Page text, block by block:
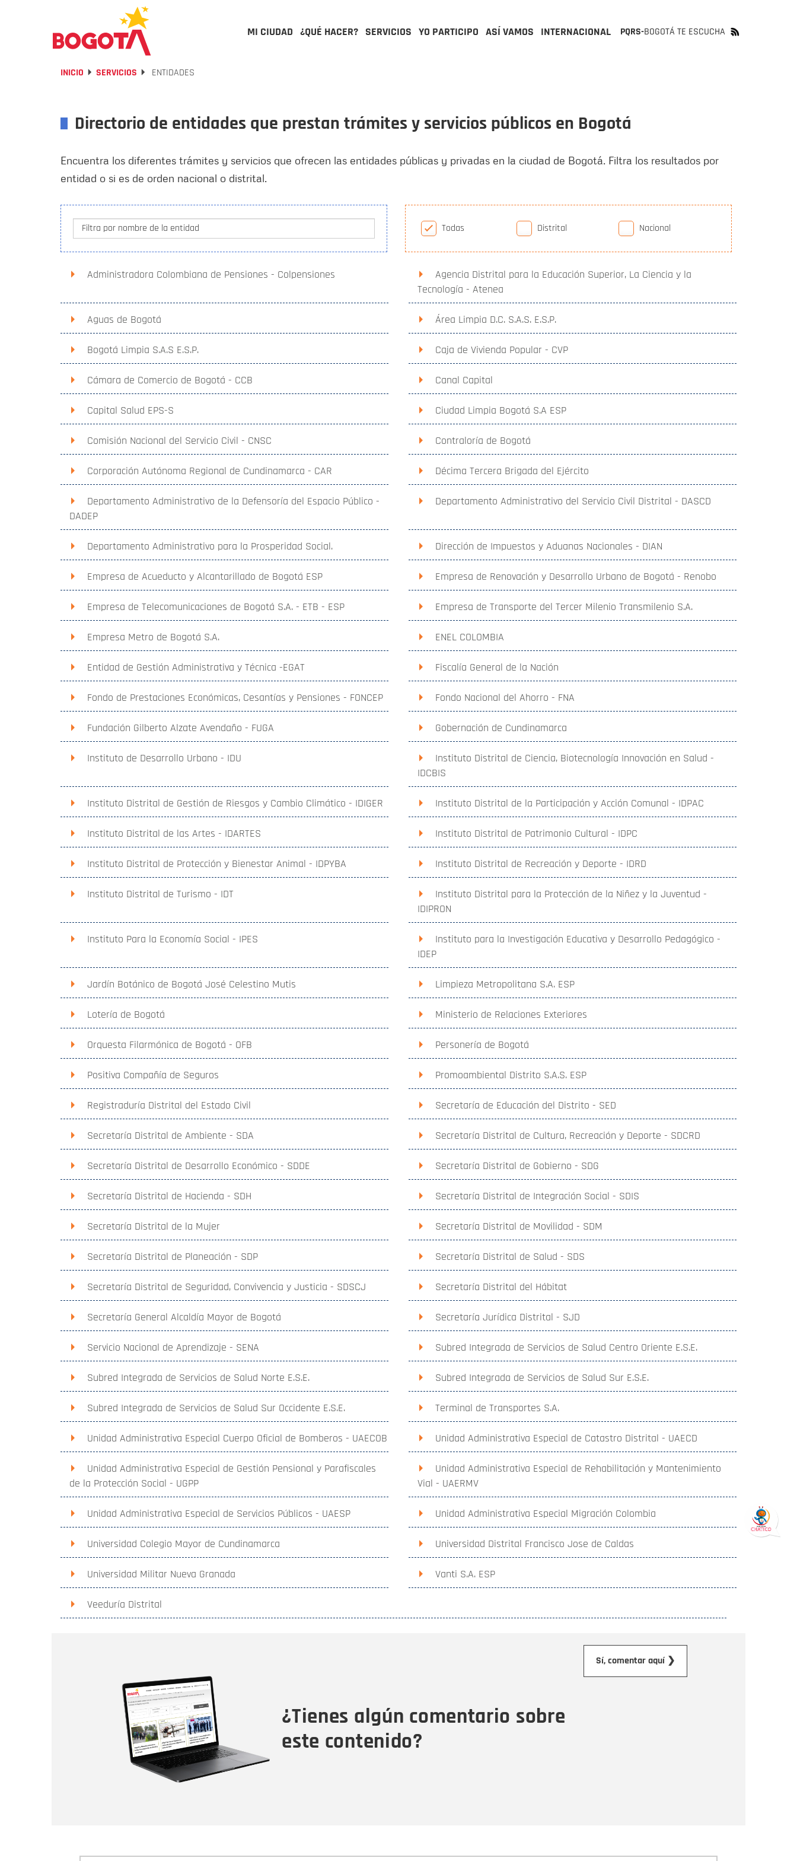
MI CIUDAD ¿QUÉ HACER? SERVICIOS YO PARTICIPO ASÍ VAMOS INTERNACIONAL PQRS-BOGOTÁ TE ESCUCHA
INICIO SERVICIOS ENTIDADES
Directorio de entidades que prestan trámites y servicios públicos en Bogotá
Encuentra los diferentes trámites y servicios que ofrecen las entidades públicas y privadas en la ciudad de Bogotá. Filtra los resultados por
entidad o si es de orden nacional o distrital.
Filtra por nombre de la entidad Todas Distrital Nacional
Administradora Colombiana de Pensiones - Colpensiones
Agencia Distrital para la Educación Superior, La Ciencia y la
Tecnología - Atenea
Aguas de Bogotá Área Limpia D.C. S.A.S. E.S.P.
Bogotá Limpia S.A.S E.S.P. Caja de Vivienda Popular - CVP
Cámara de Comercio de Bogotá - CCB Canal Capital
Capital Salud EPS-S Ciudad Limpia Bogotá S.A ESP
Comisión Nacional del Servicio Civil - CNSC Contraloría de Bogotá
Corporación Autónoma Regional de Cundinamarca - CAR Décima Tercera Brigada del Ejército
Departamento Administrativo de la Defensoría del Espacio Público -
DADEP
Departamento Administrativo del Servicio Civil Distrital - DASCD
Departamento Administrativo para la Prosperidad Social. Dirección de Impuestos y Aduanas Nacionales - DIAN
Empresa de Acueducto y Alcantarillado de Bogotá ESP Empresa de Renovación y Desarrollo Urbano de Bogotá - Renobo
Empresa de Telecomunicaciones de Bogotá S.A. - ETB - ESP Empresa de Transporte del Tercer Milenio Transmilenio S.A.
Empresa Metro de Bogotá S.A. ENEL COLOMBIA
Entidad de Gestión Administrativa y Técnica -EGAT Fiscalía General de la Nación
Fondo de Prestaciones Económicas, Cesantías y Pensiones - FONCEP Fondo Nacional del Ahorro - FNA
Fundación Gilberto Alzate Avendaño - FUGA Gobernación de Cundinamarca
Instituto de Desarrollo Urbano - IDU
Instituto Distrital de Ciencia, Biotecnología Innovación en Salud -
IDCBIS
Instituto Distrital de Gestión de Riesgos y Cambio Climático - IDIGER Instituto Distrital de la Participación y Acción Comunal - IDPAC
Instituto Distrital de las Artes - IDARTES Instituto Distrital de Patrimonio Cultural - IDPC
Instituto Distrital de Protección y Bienestar Animal - IDPYBA Instituto Distrital de Recreación y Deporte - IDRD
Instituto Distrital de Turismo - IDT
Instituto Distrital para la Protección de la Niñez y la Juventud -
IDIPRON
Instituto Para la Economía Social - IPES
Instituto para la Investigación Educativa y Desarrollo Pedagógico -
IDEP
Jardín Botánico de Bogotá José Celestino Mutis Limpieza Metropolitana S.A. ESP
Lotería de Bogotá Ministerio de Relaciones Exteriores
Orquesta Filarmónica de Bogotá - OFB Personería de Bogotá
Positiva Compañía de Seguros Promoambiental Distrito S.A.S. ESP
Registraduría Distrital del Estado Civil Secretaría de Educación del Distrito - SED
Secretaría Distrital de Ambiente - SDA Secretaría Distrital de Cultura, Recreación y Deporte - SDCRD
Secretaría Distrital de Desarrollo Económico - SDDE Secretaría Distrital de Gobierno - SDG
Secretaría Distrital de Hacienda - SDH Secretaría Distrital de Integración Social - SDIS
Secretaría Distrital de la Mujer Secretaría Distrital de Movilidad - SDM
Secretaría Distrital de Planeación - SDP Secretaría Distrital de Salud - SDS
Secretaría Distrital de Seguridad, Convivencia y Justicia - SDSCJ Secretaría Distrital del Hábitat
Secretaría General Alcaldía Mayor de Bogotá Secretaría Jurídica Distrital - SJD
Servicio Nacional de Aprendizaje - SENA Subred Integrada de Servicios de Salud Centro Oriente E.S.E.
Subred Integrada de Servicios de Salud Norte E.S.E. Subred Integrada de Servicios de Salud Sur E.S.E.
Subred Integrada de Servicios de Salud Sur Occidente E.S.E. Terminal de Transportes S.A.
Unidad Administrativa Especial Cuerpo Oficial de Bomberos - UAECOB Unidad Administrativa Especial de Catastro Distrital - UAECD
Unidad Administrativa Especial de Gestión Pensional y Parafiscales
de la Protección Social - UGPP
Unidad Administrativa Especial de Rehabilitación y Mantenimiento
Vial - UAERMV
Unidad Administrativa Especial de Servicios Públicos - UAESP Unidad Administrativa Especial Migración Colombia
Universidad Colegio Mayor de Cundinamarca Universidad Distrital Francisco Jose de Caldas
Universidad Militar Nueva Granada Vanti S.A. ESP
Veeduría Distrital
¿Tienes algún comentario sobre
este contenido?
Sí, comentar aquí ❯